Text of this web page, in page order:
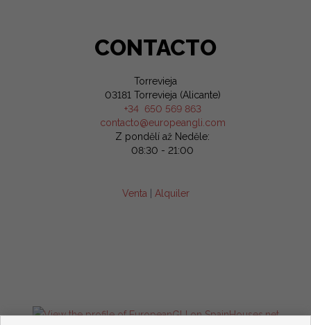
CONTACTO
Torrevieja
03181 Torrevieja (Alicante)
+34 650 569 863
contacto@europeangli.com
Z pondělí až Neděle:
08:30 - 21:00
Venta Alquiler